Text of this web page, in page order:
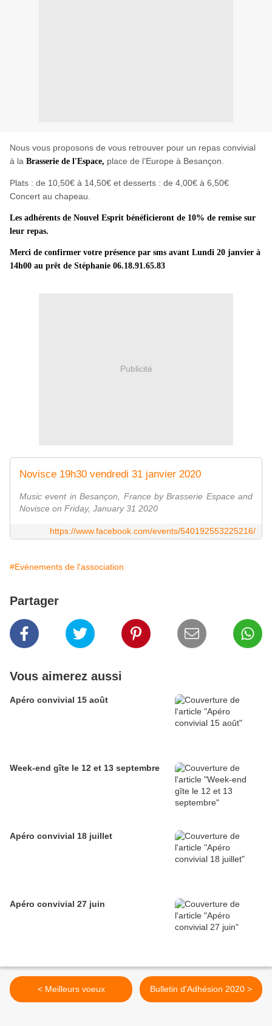
Nous vous proposons de vous retrouver pour un repas convivial
à la Brasserie de l'Espace, place de l’Europe à Besançon.
Plats : de 10,50€ à 14,50€ et desserts : de 4,00€ à 6,50€
Concert au chapeau.
Les adhérents de Nouvel Esprit bénéficieront de 10% de remise sur
leur repas.
Merci de confirmer votre présence par sms avant Lundi 20 janvier à
14h00 au prêt de Stéphanie 06.18.91.65.83
Publicité
Novisce 19h30 vendredi 31 janvier 2020
Music event in Besançon, France by Brasserie Espace and
Novisce on Friday, January 31 2020
https://www.facebook.com/events/540192553225216/
#Evénements de l'association
Partager
Vous aimerez aussi
Apéro convivial 15 août
Week-end gîte le 12 et 13 septembre
Apéro convivial 18 juillet
Apéro convivial 27 juin
< Meilleurs voeux Bulletin d'Adhésion 2020 >